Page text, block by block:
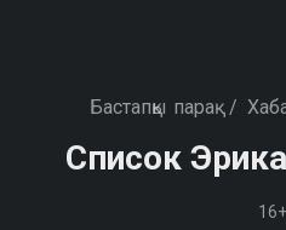
Бастапқы парақ /
Список
16+